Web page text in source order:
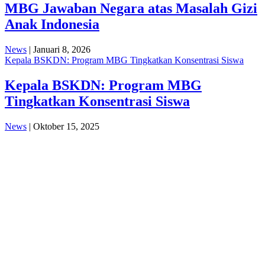
MBG Jawaban Negara atas Masalah Gizi
Anak Indonesia
News | Januari 8, 2026
Kepala BSKDN: Program MBG Tingkatkan Konsentrasi Siswa
Kepala BSKDN: Program MBG
Tingkatkan Konsentrasi Siswa
News | Oktober 15, 2025